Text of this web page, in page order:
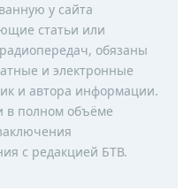
у сайта
статьи или
обязаны
и электронные
и автора информации.
в полном объёме
с редакцией БТВ.